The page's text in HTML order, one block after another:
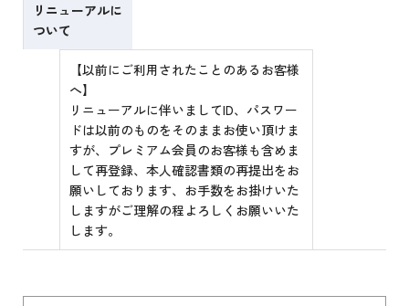
リニューアルに
ついて
【以前にご利用されたことのあるお客様
へ】
リニューアルに伴いましてID、パスワー
ドは以前のものをそのままお使い頂けま
すが、プレミアム会員のお客様も含めま
して再登録、本人確認書類の再提出をお
願いしております、お手数をお掛けいた
しますがご理解の程よろしくお願いいた
します。